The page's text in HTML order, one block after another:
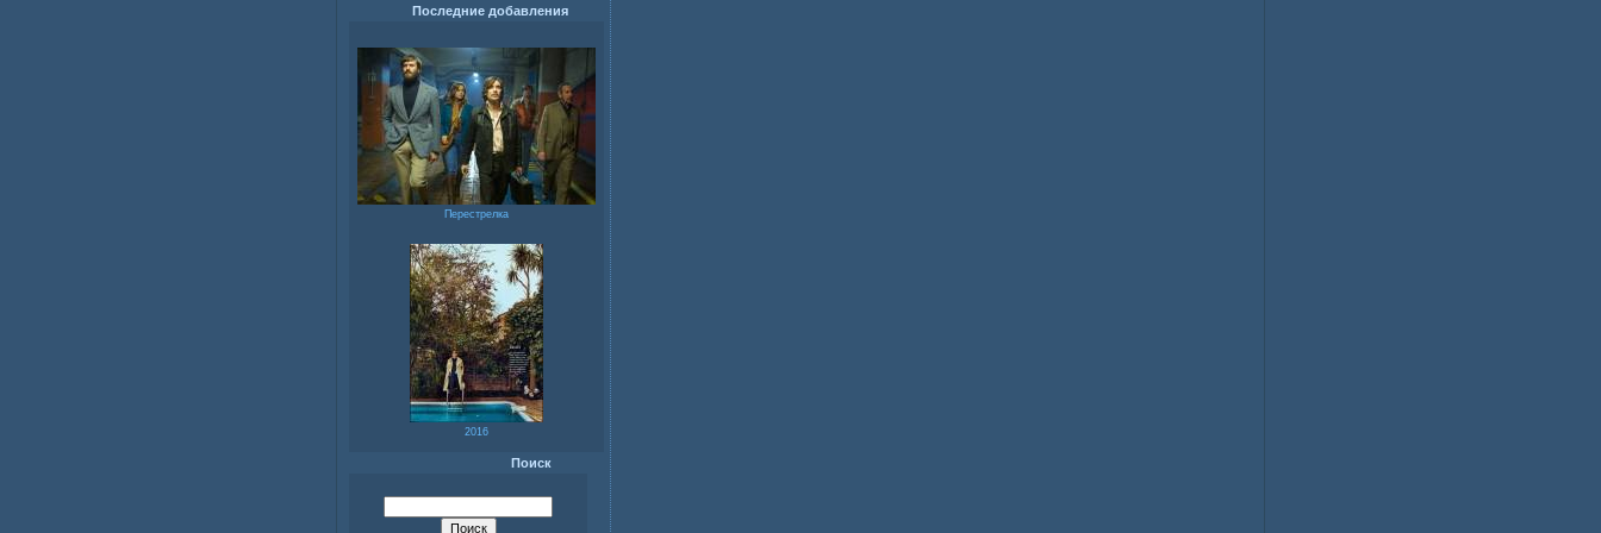
Последние добавления
Перестрелка
2016
Поиск